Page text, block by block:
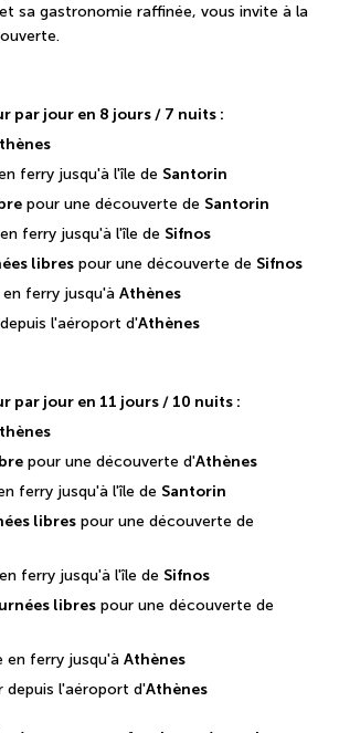
sa gastronomie raffinée, vous invite à la
par jour en 8 jours / 7 nuits :
ferry jusqu'à l'île de Santorin
pour une découverte de Santorin
ferry jusqu'à l'île de Sifnos
libres pour une découverte de Sifnos
ferry jusqu'à
Athènes
l'aéroport d'Athènes
par jour en 11 jours / 10 nuits :
pour une découverte d'Athènes
ferry jusqu'à l'île de Santorin
libres
ferry jusqu'à l'île de Sifnos
libres
en ferry jusqu'à Athènes
depuis l'aéroport d'Athènes